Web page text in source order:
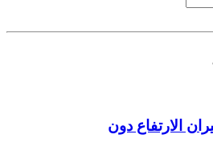
الارتفاع دون